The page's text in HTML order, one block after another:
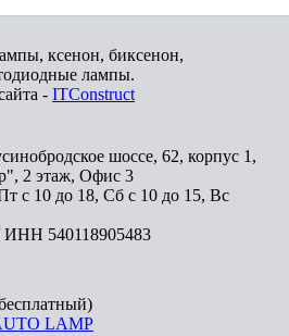
ксенон, биксенон,
лампы.
- ITConstruct
шоссе, 62, корпус 1,
2 этаж, Офис 3
с 10 до 18, Сб с 10 до 15, Вс
ИНН 540118905483
LAMP